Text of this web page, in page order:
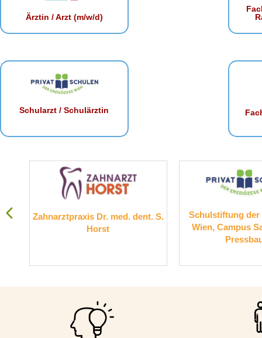
Ärztin / Arzt (m/w/d)
Schularzt / Schulärztin
Dr. med. dent. S.
Schulstiftung der
Wien, Campus Sacré
Pressbaum